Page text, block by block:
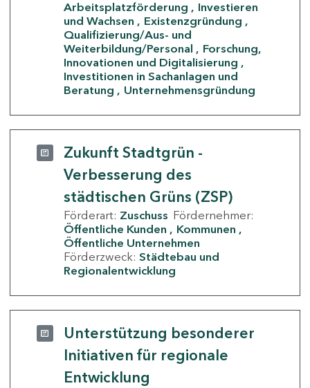
Arbeitsplatzförderung
Investieren
und Wachsen
Existenzgründung
Qualifizierung/Aus- und
Weiterbildung/Personal
Forschung,
Innovationen und Digitalisierung
Investitionen in Sachanlagen und
Beratung
Unternehmensgründung
Zukunft Stadtgrün -
Verbesserung des
städtischen Grüns (ZSP)
Förderart: Zuschuss Fördernehmer:
Öffentliche Kunden
Kommunen
Öffentliche Unternehmen
Förderzweck: Städtebau und
Regionalentwicklung
Unterstützung besonderer
Initiativen für regionale
Entwicklung